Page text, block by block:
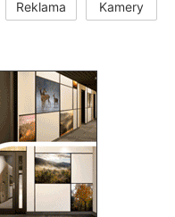
Reklama Kamery